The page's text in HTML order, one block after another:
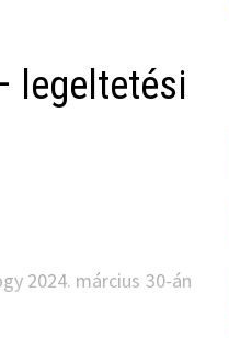
legeltetési
2024. március 30-án